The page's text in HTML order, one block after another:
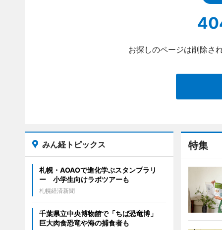
お探しのページは削除さ
特集
みん経トピックス
札幌・AOAOで進化学ぶスタンプラリ
ー 小学生向けラボツアーも
札幌経済新聞
千葉県立中央博物館で「ちば恐竜博」
巨大肉食恐竜や海の捕食者も